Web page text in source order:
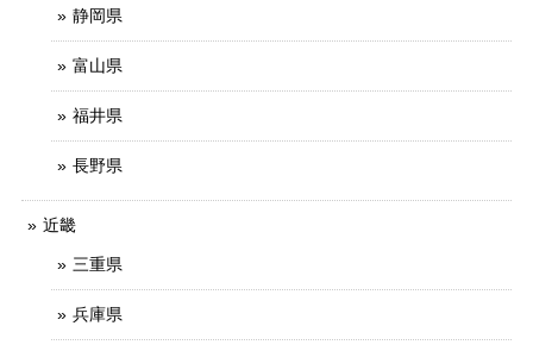
静岡県
富山県
福井県
長野県
近畿
三重県
兵庫県